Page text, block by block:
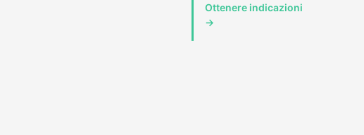
Ottenere indicazioni
→